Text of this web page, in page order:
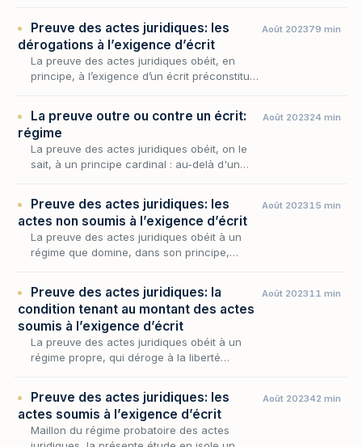
raisonnablement ê…
Preuve des actes juridiques: les
dérogations à l’exigence d’écrit
La preuve des actes juridiques obéit, en
principe, à l’exigence d’un écrit préconstitué
d’absolu, car…
Août 202379 min
La preuve outre ou contre un écrit:
régime
La preuve des actes juridiques obéit, on le
sait, à un principe cardinal : au-delà d'un
faut-il…
Août 202324 min
Preuve des actes juridiques: les
actes non soumis à l’exigence d’écrit
La preuve des actes juridiques obéit à un
régime que domine, dans son principe,
jurispruden…
Août 202315 min
Preuve des actes juridiques: la
condition tenant au montant des actes
soumis à l’exigence d’écrit
La preuve des actes juridiques obéit à un
régime propre, qui déroge à la liberté
condition de l'admissi…
Août 202311 min
Preuve des actes juridiques: les
actes soumis à l’exigence d’écrit
Maillon du régime probatoire des actes
Août 202342 min